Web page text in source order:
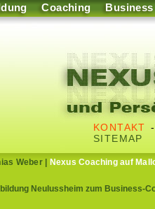
Coaching Business
KONTAKT
SITEMAP
Weber| Nexus Coaching auf
Neulussheim zum Business-